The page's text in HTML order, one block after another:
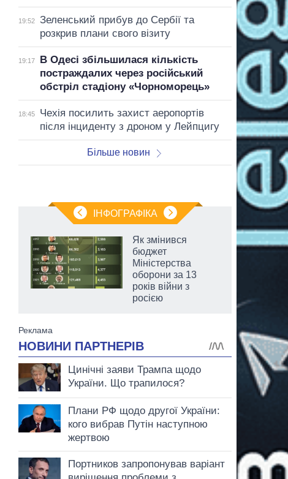
19:52
Зеленський прибув до Сербії та
розкрив плани свого візиту
19:17
В Одесі збільшилася кількість
постраждалих через російський
обстріл стадіону «Чорноморець»
18:45
Чехія посилить захист аеропортів
після інциденту з дроном у Лейпцигу
Більше новин
ІНФОГРАФІКА
Як змінився
бюджет
Міністерства
оборони за 13
років війни з
росією